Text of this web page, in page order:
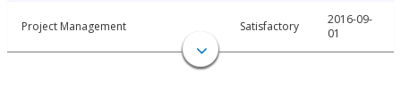
Project Management Satisfactory
2016-09-
01